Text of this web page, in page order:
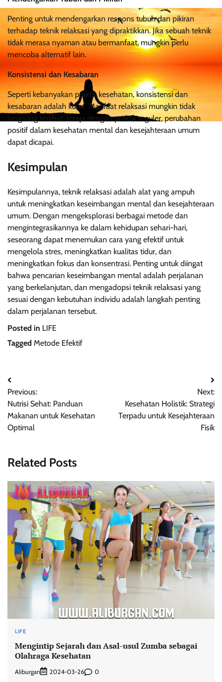
Penting untuk mendengarkan respons tubuh dan pikiran
terhadap teknik relaksasi yang dipraktikkan. Jika sebuah teknik
tidak merasa nyaman atau bermanfaat, mungkin perlu
mencoba alternatif lain.
Konsistensi dan Kesabaran
Seperti kebanyakan praktik kesehatan, konsistensi dan
kesabaran adalah kunci. Manfaat relaksasi mungkin tidak
langsung terlihat, tetapi dengan praktik reguler, perubahan
positif dalam kesehatan mental dan kesejahteraan umum
dapat dicapai.
Kesimpulan
Kesimpulannya, teknik relaksasi adalah alat yang ampuh
untuk meningkatkan keseimbangan mental dan kesejahteraan
umum. Dengan mengeksplorasi berbagai metode dan
mengintegrasikannya ke dalam kehidupan sehari-hari,
seseorang dapat menemukan cara yang efektif untuk
mengelola stres, meningkatkan kualitas tidur, dan
meningkatkan fokus dan konsentrasi. Penting untuk diingat
bahwa pencarian keseimbangan mental adalah perjalanan
yang berkelanjutan, dan mengadopsi teknik relaksasi yang
sesuai dengan kebutuhan individu adalah langkah penting
dalam perjalanan tersebut.
Posted in LIFE
Tagged Metode Efektif
Post
navigation
Previous:
Nutrisi Sehat: Panduan
Makanan untuk Kesehatan
Optimal
Next:
Kesehatan Holistik: Strategi
Terpadu untuk Kesejahteraan
Fisik
Related Posts
LIFE
Mengintip Sejarah dan Asal-usul Zumba sebagai
Olahraga Kesehatan
Aliburgan 2024-03-26 0